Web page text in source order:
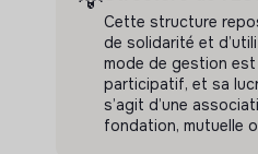
Cette structure
de solidarité et
mode de gestion
participatif, et sa
s’agit d’une
fondation, mutuelle